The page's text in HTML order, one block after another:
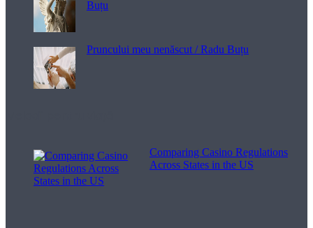
Buțu
Pruncului meu nenăscut / Radu Buțu
Comparing Casino Regulations
Across States in the US